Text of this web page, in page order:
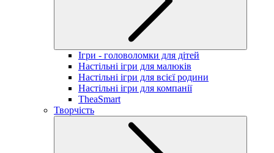
Ігри - головоломки для дітей
Настільні ігри для малюків
Настільні ігри для всієї родини
Настільні ігри для компанії
TheaSmart
Творчість